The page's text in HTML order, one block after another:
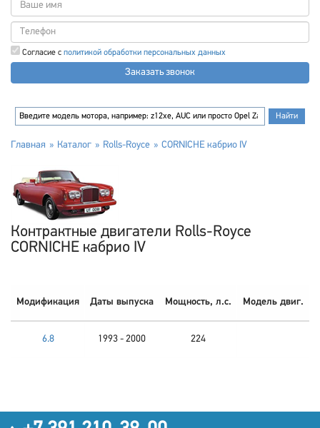
Согласие с политикой обработки персональных данных
Заказать звонок
Главная Каталог Rolls-Royce CORNICHE кабрио IV
Контрактные двигатели Rolls-Royce
CORNICHE кабрио IV
Модификация Даты выпуска Мощность, л.с. Модель двиг.
6.8 1993 - 2000 224